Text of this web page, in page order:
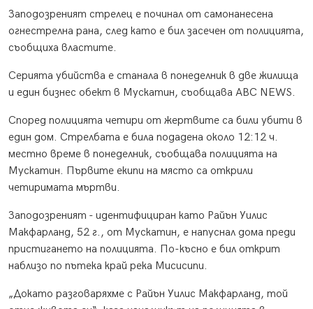
Заподозреният стрелец е починал от самонанесена
огнестрелна рана, след като е бил засечен от полицията,
съобщиха властите.
Серията убийства е станала в понеделник в две жилища
и един бизнес обект в Мускатин, съобщава ABC NEWS.
Според полицията четири от жертвите са били убити в
един дом. Стрелбата е била подадена около 12:12 ч.
местно време в понеделник, съобщава полицията на
Мускатин. Първите екипи на място са открили
четиримата мъртви.
Заподозреният - идентифициран като Райън Уилис
Макфарланд, 52 г., от Мускатин, е напуснал дома преди
пристигането на полицията. По-късно е бил открит
наблизо по пътека край река Мисисипи.
„Докато разговаряхме с Райън Уилис Макфарланд, той